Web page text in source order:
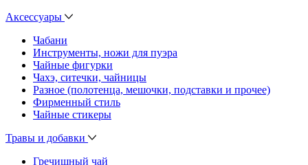
Аксессуары
Чабани
Инструменты, ножи для пуэра
Чайные фигурки
Чахэ, ситечки, чайницы
Разное (полотенца, мешочки, подставки и прочее)
Фирменный стиль
Чайные стикеры
Травы и добавки
Гречишный чай